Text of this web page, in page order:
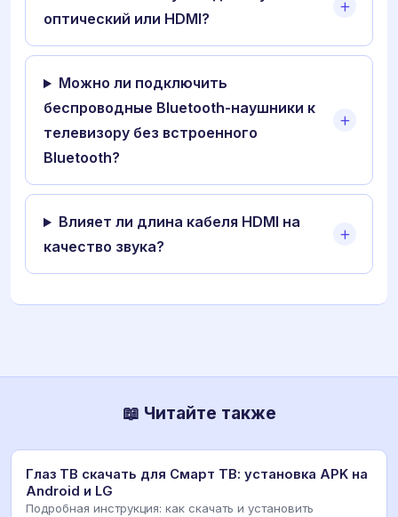
оптический или HDMI?
Можно ли подключить
беспроводные Bluetooth-наушники к
телевизору без встроенного
Bluetooth?
Влияет ли длина кабеля HDMI на
качество звука?
📖 Читайте также
Глаз ТВ скачать для Смарт ТВ: установка APK на
Android и LG
Подробная инструкция: как скачать и установить